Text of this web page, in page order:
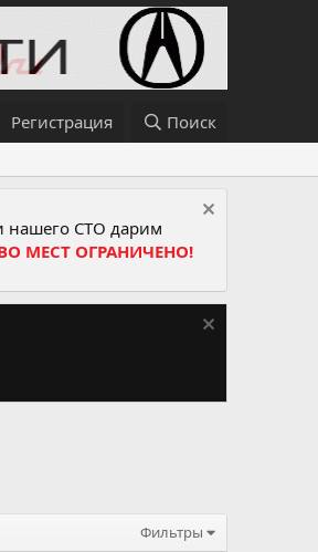
Регистрация Поиск
нашего СТО дарим
МЕСТ ОГРАНИЧЕНО!
Фильтры